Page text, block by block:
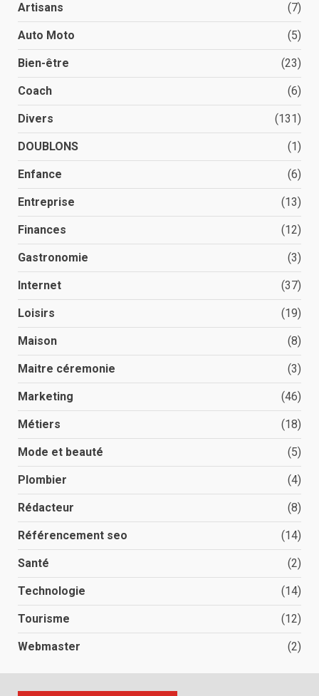
Artisans (7)
Auto Moto (5)
Bien-être (23)
Coach (6)
Divers (131)
DOUBLONS (1)
Enfance (6)
Entreprise (13)
Finances (12)
Gastronomie (3)
Internet (37)
Loisirs (19)
Maison (8)
Maitre céremonie (3)
Marketing (46)
Métiers (18)
Mode et beauté (5)
Plombier (4)
Rédacteur (8)
Référencement seo (14)
Santé (2)
Technologie (14)
Tourisme (12)
Webmaster (2)